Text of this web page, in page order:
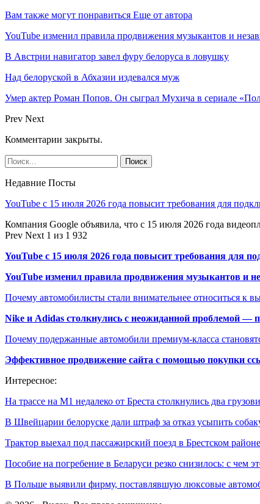
Вам также могут понравиться Еще от автора
YouTube изменил правила продвижения музыкантов и
В Австрии навигатор завел фуру белоруса в ловушку
Над белоруской в Абхазии издевался муж
Умер актер Роман Попов. Он сыграл Мухича в сериале
Prev Next
Комментарии закрыты.
Недавние Посты
YouTube с 15 июля 2026 года повысит требования для
Компания Google объявила, что с 15 июля 2026 года
Prev Next 1 из 1 932
YouTube с 15 июля 2026 года повысит требования для
YouTube изменил правила продвижения музыкантов и
Почему автомобилисты стали внимательнее относиться к
Nike и Adidas столкнулись с неожиданной проблемой —
Почему подержанные автомобили премиум-класса
Эффективное продвижение сайта с помощью покупки
Интересное:
На трассе на М1 недалеко от Бреста столкнулись два
В Швейцарии белоруске дали штраф за отказ усыпить
Трактор выехал под пассажирский поезд в Брестском районе
Пособие на погребение в Беларуси резко снизилось: с чем
В Польше выявили фирму, поставлявшую люксовые